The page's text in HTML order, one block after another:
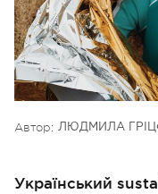
Автор: ЛЮДМИЛА
Український